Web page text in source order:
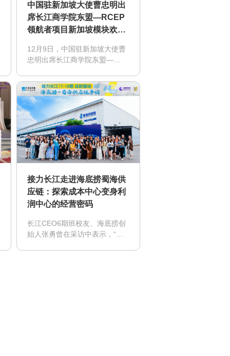
中国驻新加坡大使曹忠明出
席长江商学院东盟—RCEP
领航者项目新加坡模块欢迎
12月9日，中国驻新加坡大使曹
忠明出席长江商学院东盟—
迎晚宴并致辞。长江商学院东
盟-RCEP领航者项目5期校友、
中国新加坡商会会长王子元等中
新商界及学界100余人出席。使
馆康伊明参赞陪同。
接力长江走进海底捞蜀海供
应链：探索成本中心变身利
润中心的经营密码
长江CEO6期班校友、海底捞创
始人张勇曾在采访中表示，“我